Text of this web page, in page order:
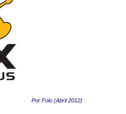
Por Folo (Abril 2012)